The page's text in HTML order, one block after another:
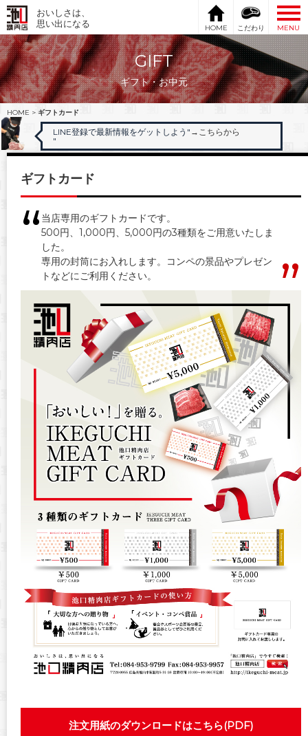
おいしさは、
思い出になる
HOME こだわり MENU
GIFT
ギフト・お中元
HOME > ギフトカード
LINE登録で最新情報をゲットしよう" →こちらから
"
ギフトカード
当店専用のギフトカードです。
500円、1,000円、5,000円の3種類をご用意いたしま
した。
専用の封筒にお入れします。コンペの景品やプレゼン
トなどにご利用ください。
注文用紙のダウンロードはこちら(PDF)